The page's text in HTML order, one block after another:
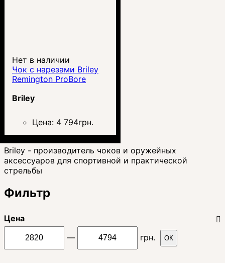
Нет в наличии
Чок с нарезами Briley
Remington ProBore
Briley
Цена: 4 794грн.
Briley - производитель чоков и оружейных
аксессуаров для спортивной и практической
стрельбы
Фильтр
Цена
—
грн. ОК